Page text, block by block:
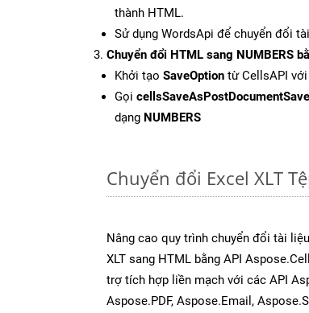
thành HTML.
Sử dụng WordsApi để chuyển đổi
Chuyển đổi HTML sang NUMBERS
Khởi tạo SaveOption từ CellsAPI với
Gọi
dạng NUMBERS
Chuyển đổi Excel XLT
Nâng cao quy trình chuyển đổi tài
XLT sang HTML bằng API
trợ tích hợp liền mạch với các API
Aspose.PDF, Aspose.Email,